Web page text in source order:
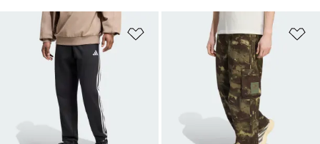
Aggiungi alla lista dei desideri